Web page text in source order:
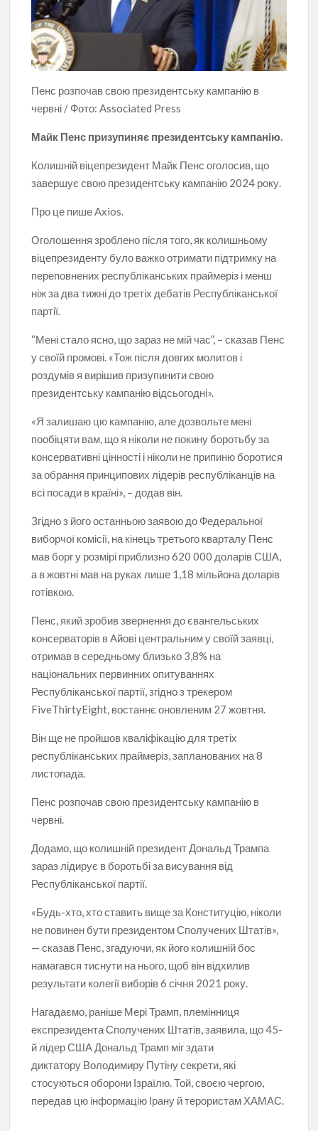
Пенс розпочав свою президентську кампанію в
червні / Фото: Associated Press
Майк Пенс призупиняє президентську кампанію.
Колишній віцепрезидент Майк Пенс оголосив, що
завершує свою президентську кампанію 2024 року.
Про це пише Axios.
Оголошення зроблено після того, як колишньому
віцепрезиденту було важко отримати підтримку на
переповнених республіканських праймеріз і менш
ніж за два тижні до третіх дебатів Республіканської
партії.
“Мені стало ясно, що зараз не мій час”, – сказав Пенс
у своїй промові. «Тож після довгих молитов і
роздумів я вирішив призупинити свою
президентську кампанію відсьогодні».
«Я залишаю цю кампанію, але дозвольте мені
пообіцяти вам, що я ніколи не покину боротьбу за
консервативні цінності і ніколи не припиню боротися
за обрання принципових лідерів республіканців на
всі посади в країні», – додав він.
Згідно з його останньою заявою до Федеральної
виборчої комісії, на кінець третього кварталу Пенс
мав борг у розмірі приблизно 620 000 доларів США,
а в жовтні мав на руках лише 1,18 мільйона доларів
готівкою.
Пенс, який зробив звернення до євангельських
консерваторів в Айові центральним у своїй заявці,
отримав в середньому близько 3,8% на
національних первинних опитуваннях
Республіканської партії, згідно з трекером
FiveThirtyEight, востаннє оновленим 27 жовтня.
Він ще не пройшов кваліфікацію для третіх
республіканських праймеріз, запланованих на 8
листопада.
Пенс розпочав свою президентську кампанію в
червні.
Додамо, що колишній президент Дональд Трампа
зараз лідирує в боротьбі за висування від
Республіканської партії.
«Будь-хто, хто ставить вище за Конституцію, ніколи
не повинен бути президентом Сполучених Штатів»,
— сказав Пенс, згадуючи, як його колишній бос
намагався тиснути на нього, щоб він відхилив
результати колегії виборів 6 січня 2021 року.
Нагадаємо, раніше Мері Трамп, племінниця
експрезидента Сполучених Штатів, заявила, що 45-
й лідер США Дональд Трамп міг здати
диктатору Володимиру Путіну секрети, які
стосуються оборони Ізраїлю. Той, своєю чергою,
передав цю інформацію Ірану й терористам ХАМАС.